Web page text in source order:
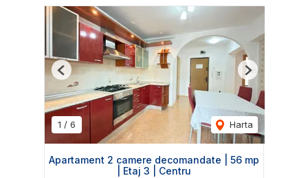
1 / 6 Harta
Previous Next
Apartament 2 camere decomandate | 56 mp
| Etaj 3 | Centru